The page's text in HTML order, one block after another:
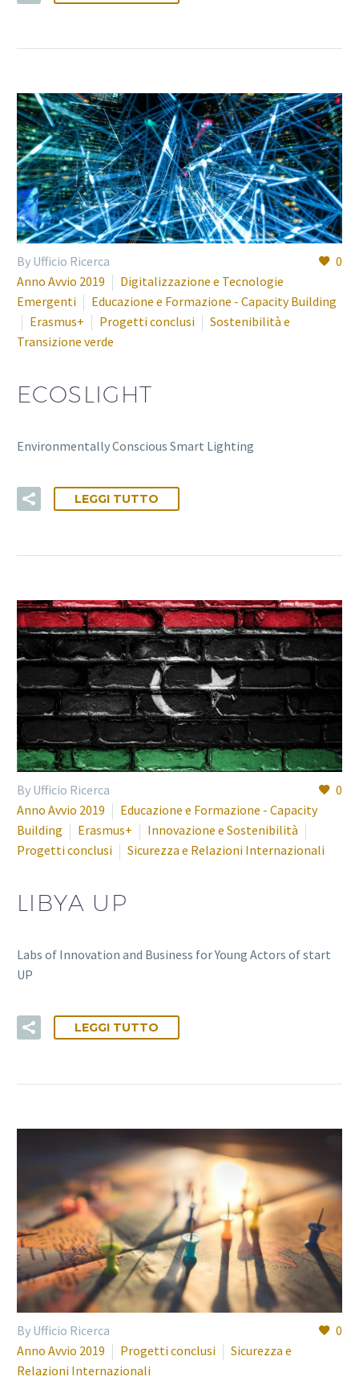
0
By Ufficio Ricerca
Anno Avvio 2019
Digitalizzazione e Tecnologie
Emergenti
Educazione e Formazione - Capacity Building
Erasmus+
Progetti conclusi
Sostenibilità e
Transizione verde
ECOSLIGHT
Environmentally Conscious Smart Lighting
LEGGI TUTTO
0
By Ufficio Ricerca
Anno Avvio 2019
Educazione e Formazione - Capacity
Building
Erasmus+
Innovazione e Sostenibilità
Progetti conclusi
Sicurezza e Relazioni Internazionali
LIBYA UP
Labs of Innovation and Business for Young Actors of start
UP
LEGGI TUTTO
0
By Ufficio Ricerca
Anno Avvio 2019
Progetti conclusi
Sicurezza e
Relazioni Internazionali